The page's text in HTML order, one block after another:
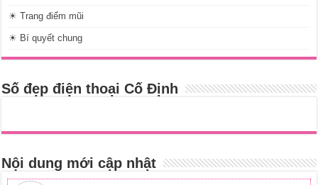
☀ Trang điểm mũi
☀ Bí quyết chung
Số đẹp điện thoại Cố Định
Nội dung mới cập nhật